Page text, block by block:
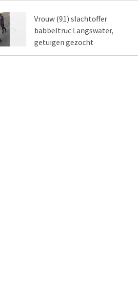
Vrouw (91) slachtoffer
babbeltruc Langswater,
getuigen gezocht